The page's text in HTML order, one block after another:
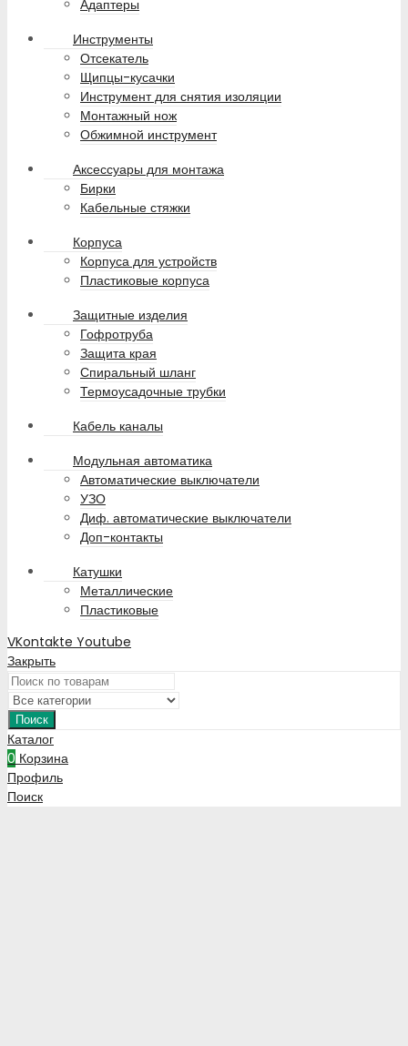
Адаптеры
Инструменты
Отсекатель
Щипцы-кусачки
Инструмент для снятия изоляции
Монтажный нож
Обжимной инструмент
Аксессуары для монтажа
Бирки
Кабельные стяжки
Корпуса
Корпуса для устройств
Пластиковые корпуса
Защитные изделия
Гофротруба
Защита края
Спиральный шланг
Термоусадочные трубки
Кабель каналы
Модульная автоматика
Автоматические выключатели
УЗО
Диф. автоматические выключатели
Доп-контакты
Катушки
Металлические
Пластиковые
VKontakte Youtube
Закрыть
Поиск
Каталог
0 Корзина
Профиль
Поиск